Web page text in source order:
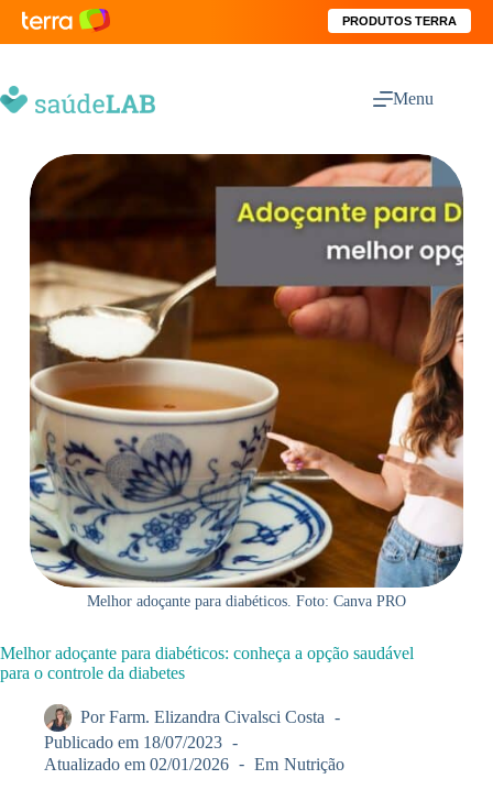
PRODUTOS TERRA
Menu
Melhor adoçante para diabéticos. Foto: Canva PRO
Melhor adoçante para diabéticos: conheça a opção saudável
para o controle da diabetes
Por Farm. Elizandra Civalsci Costa
Publicado em 18/07/2023
Atualizado em 02/01/2026 Em Nutrição